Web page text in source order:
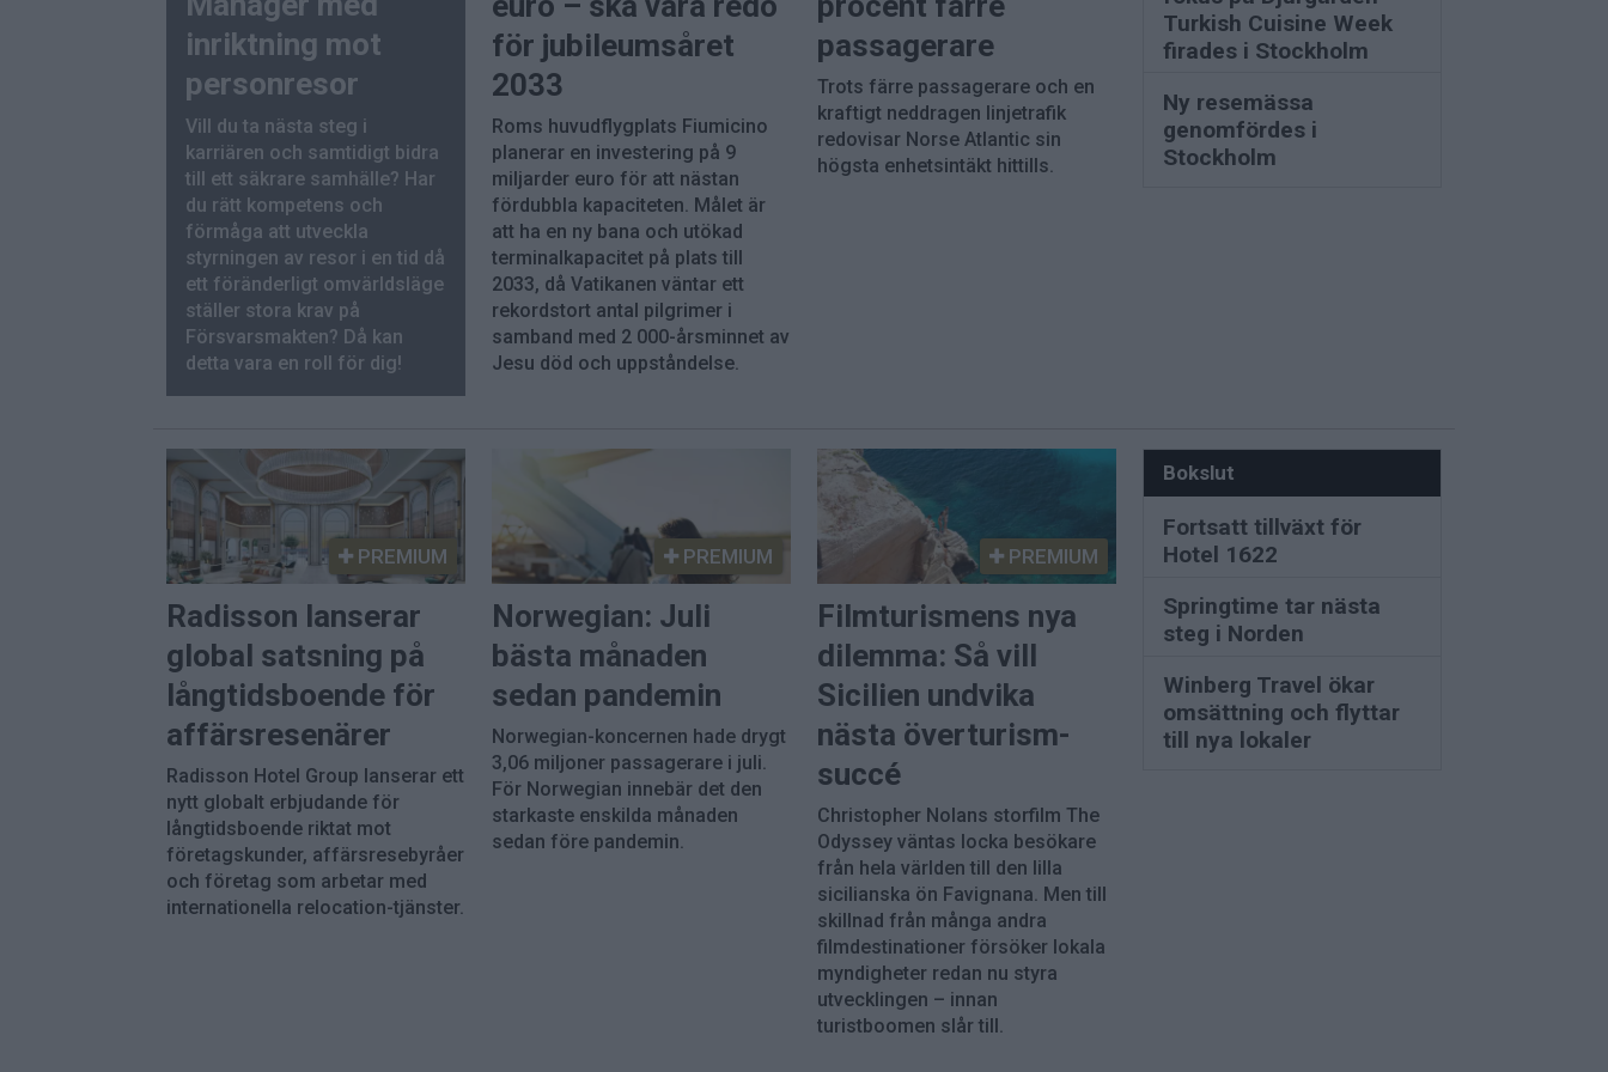
inriktning mot
personresor
Vill du ta nästa steg i
karriären och samtidigt bidra
till ett säkrare samhälle? Har
du rätt kompetens och
förmåga att utveckla
styrningen av resor i en tid då
ett föränderligt omvärldsläge
ställer stora krav på
Försvarsmakten? Då kan
detta vara en roll för dig!
för jubileumsåret
2033
Roms huvudflygplats Fiumicino
planerar en investering på 9
miljarder euro för att nästan
fördubbla kapaciteten. Målet är
att ha en ny bana och utökad
terminalkapacitet på plats till
2033, då Vatikanen väntar ett
rekordstort antal pilgrimer i
samband med 2 000-årsminnet av
Jesu död och uppståndelse.
passagerare
Trots färre passagerare och en
kraftigt neddragen linjetrafik
redovisar Norse Atlantic sin
högsta enhetsintäkt hittills.
Turkish Cuisine Week
firades i Stockholm
Ny resemässa
genomfördes i
Stockholm
PREMIUM
Radisson lanserar
global satsning på
långtidsboende för
affärsresenärer
Radisson Hotel Group lanserar ett
nytt globalt erbjudande för
långtidsboende riktat mot
företagskunder, affärsresebyråer
och företag som arbetar med
internationella relocation-tjänster.
PREMIUM
Norwegian: Juli
bästa månaden
sedan pandemin
Norwegian-koncernen hade drygt
3,06 miljoner passagerare i juli.
För Norwegian innebär det den
starkaste enskilda månaden
sedan före pandemin.
PREMIUM
Filmturismens nya
dilemma: Så vill
Sicilien undvika
nästa överturism-
succé
Christopher Nolans storfilm The
Odyssey väntas locka besökare
från hela världen till den lilla
sicilianska ön Favignana. Men till
skillnad från många andra
filmdestinationer försöker lokala
myndigheter redan nu styra
utvecklingen – innan
turistboomen slår till.
Bokslut
Fortsatt tillväxt för
Hotel 1622
Springtime tar nästa
steg i Norden
Winberg Travel ökar
omsättning och flyttar
till nya lokaler